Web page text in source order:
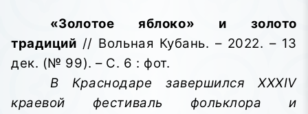
«Золотое яблоко» и золото
традиций // Вольная Кубань. – 2022. – 13
дек. (№ 99). – С. 6 : фот.
В Краснодаре завершился XXXIV
краевой фестиваль фольклора и